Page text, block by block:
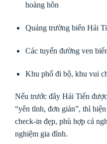
hoàng hôn
Quảng trường biển Hải
Các tuyến đường ven
Khu phố đi bộ, khu vui
Nếu trước đây Hải Tiến
“yên tĩnh, đơn giản”, thì
check-in đẹp, phù hợp cả
nghiệm gia đình.